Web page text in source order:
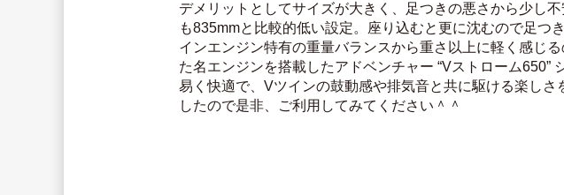
デメリットとしてサイズが大きく、足つきの悪さから少し
も835mmと比較的低い設定。座り込むと更に沈むので足
インエンジン特有の重量バランスから重さ以上に軽く感じ
た名エンジンを搭載したアドベンチャー “Vストローム
易く快適で、Vツインの鼓動感や排気音と共に駆ける楽し
したので是非、ご利用してみてください＾＾